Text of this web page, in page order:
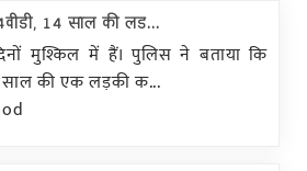
14 साल की लड...
मुश्किल में हैं। पुलिस ने बताया कि
साल की एक लड़की क...